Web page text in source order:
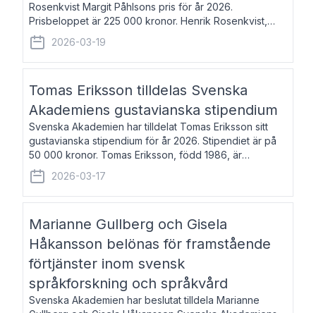
Rosenkvist Margit Påhlsons pris för år 2026.
Prisbeloppet är 225 000 kronor. Henrik Rosenkvist,
född 1965, är professor i nordiska språk vid Göteborgs
universitet. Han disputerade 2004 på avhan
2026-03-19
Tomas Eriksson tilldelas Svenska
Akademiens gustavianska stipendium
Svenska Akademien har tilldelat Tomas Eriksson sitt
gustavianska stipendium för år 2026. Stipendiet är på
50 000 kronor. Tomas Eriksson, född 1986, är
projektledare inom marknadsföring och författare och
utkom i fjol med boken Syndabocken.
2026-03-17
Marianne Gullberg och Gisela
Håkansson belönas för framstående
förtjänster inom svensk
språkforskning och språkvård
Svenska Akademien har beslutat tilldela Marianne